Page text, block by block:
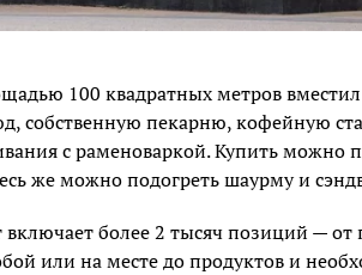
100 квадратных метров
собственную пекарню, кофейную
с раменоваркой. Купить можно
же можно подогреть шаурму и
включает более 2 тысяч позиций —
или на месте до продуктов и